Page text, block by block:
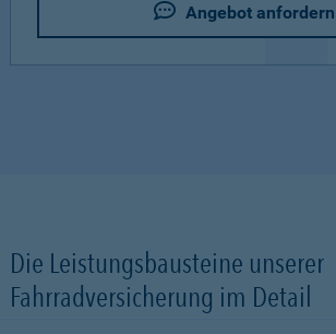
Angebot anfordern
Die Leistungsbausteine unserer
Fahrradversicherung im Detail